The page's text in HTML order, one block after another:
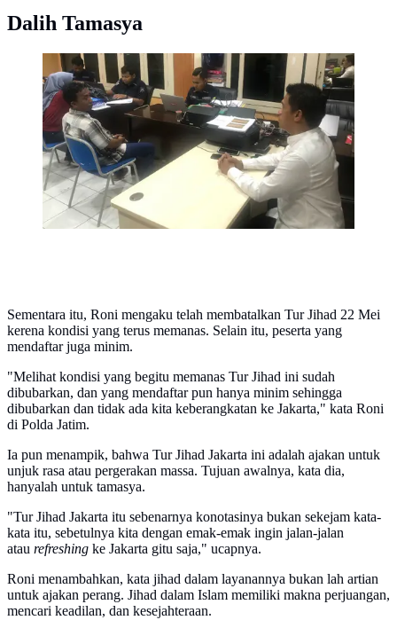
Dalih Tamasya
Penggagas atau Koordinator Tour Jihad 22 Mei 2019,
Surabaya - Jakarta, Muhammad Roni dan Feni Lestari
akhirnya ditetapkan menjadi tersangka.
(Liputan6.com/Dian Kurniawan)
Sementara itu, Roni mengaku telah membatalkan Tur Jihad 22 Mei
kerena kondisi yang terus memanas. Selain itu, peserta yang
mendaftar juga minim.
"Melihat kondisi yang begitu memanas Tur Jihad ini sudah
dibubarkan, dan yang mendaftar pun hanya minim sehingga
dibubarkan dan tidak ada kita keberangkatan ke Jakarta," kata Roni
di Polda Jatim.
Ia pun menampik, bahwa Tur Jihad Jakarta ini adalah ajakan untuk
unjuk rasa atau pergerakan massa. Tujuan awalnya, kata dia,
hanyalah untuk tamasya.
"Tur Jihad Jakarta itu sebenarnya konotasinya bukan sekejam kata-
kata itu, sebetulnya kita dengan emak-emak ingin jalan-jalan
atau refreshing ke Jakarta gitu saja," ucapnya.
Roni menambahkan, kata jihad dalam layanannya bukan lah artian
untuk ajakan perang. Jihad dalam Islam memiliki makna perjuangan,
mencari keadilan, dan kesejahteraan.